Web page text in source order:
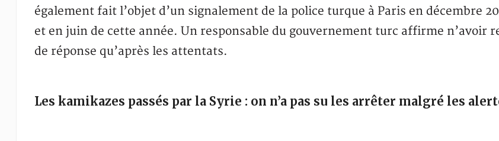
également fait l’objet d’un signalement de la police turque à Paris en décembre
et en juin de cette année. Un responsable du gouvernement turc affirme n’avoir
de réponse qu’après les attentats.
Les kamikazes passés par la Syrie : on n’a pas su les arrêter malgré les